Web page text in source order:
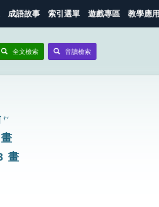
成語故事 索引選單 遊戲專區 教學應用
全文檢索 音讀檢索
ㄔˇ
畫
畫